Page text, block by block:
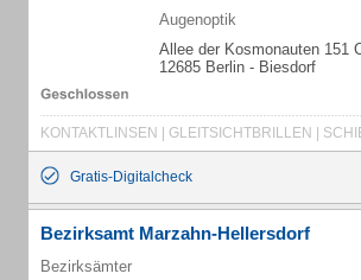
Augenoptik
Allee der Kosmonauten 151
12685 Berlin - Biesdorf
Gratis-Digitalcheck
Bezirksamt Marzahn-Hellersdorf
Bezirksämter